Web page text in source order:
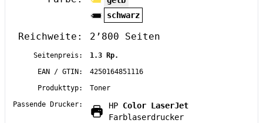
schwarz
Reichweite: 2’800 Seiten
Seitenpreis:
1.3 Rp.
EAN / GTIN:
4250164851116
Produkttyp:
Toner
Passende Drucker:
HP Color LaserJet
Farblaserdrucker